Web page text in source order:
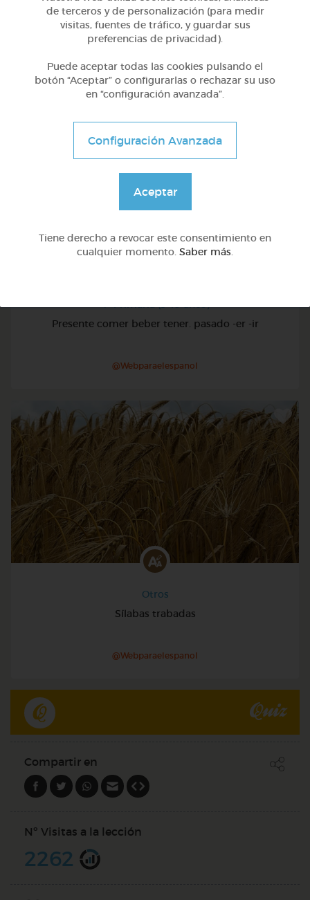
4º Primaria (9-10 años)
Vocal con y. yo -oy. yo -o. tareas domésticas. fui di
estuve. geometria
@Webparaelespanol
4º Primaria (9-10 años)
Presente comer beber tener. pasado -er -ir
@Webparaelespanol
Otros
Sílabas trabadas
@Webparaelespanol
Quiz
Compartir en
Nº Visitas a la lección
2262
de terceros y de personalización (para medir
visitas, fuentes de tráfico, y guardar sus
preferencias de privacidad).
Puede aceptar todas las cookies pulsando el
botón “Aceptar” o configurarlas o rechazar su uso
en “configuración avanzada”.
Configuración Avanzada
Aceptar
Tiene derecho a revocar este consentimiento en
cualquier momento. Saber más.